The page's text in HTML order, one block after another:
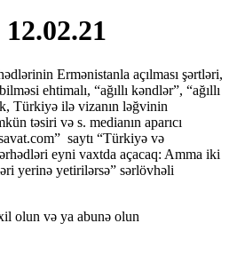
Ermənistanla açılması şərtləri,
ehtimalı, “ağıllı kəndlər”, “ağıllı
Türkiyə ilə vizanın ləğvinin
təsiri və s. medianın aparıcı
saytı “Türkiyə və
eyni vaxtda açacaq: Amma iki
yerinə yetirilərsə” sərlövhəli
olun və ya abunə olun